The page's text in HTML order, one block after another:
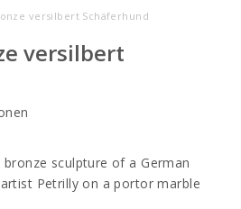
versilbert Schäferhund
versilbert
sculpture of a German
Petrilly on a portor marble